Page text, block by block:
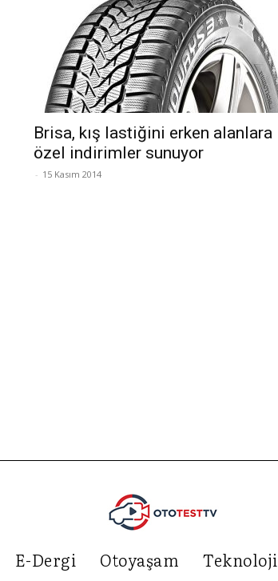
Brisa, kış lastiğini erken alanlara
özel indirimler sunuyor
- 15 Kasım 2014
E-Dergi Otoyaşam Teknoloji